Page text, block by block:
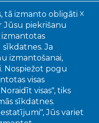
"Ogres
Ogre, LV – 5001
Ogre, LV- 5001
X
tā izmanto obligāti
Jūsu piekrišanu
Ja
izmantošanai,
Nospiežot pogu
visas
visas", tiks
sīkdatnes.
Jūs variet